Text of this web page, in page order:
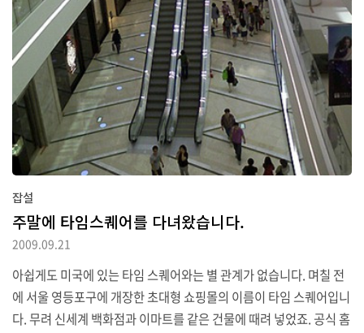
잡설
주말에 타임스퀘어를 다녀왔습니다.
2009.09.21
아쉽게도 미국에 있는 타임 스퀘어와는 별 관계가 없습니다. 며칠 전
에 서울 영등포구에 개장한 초대형 쇼핑몰의 이름이 타임 스퀘어입니
다. 무려 신세계 백화점과 이마트를 같은 건물에 때려 넣었죠. 공식 홈